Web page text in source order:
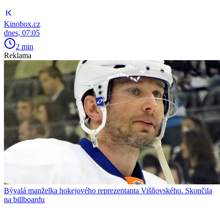
Kinobox.cz
dnes, 07:05
2 min
Reklama
Bývalá manželka hokejového reprezentanta Višňovského. Skončila
na billboardu